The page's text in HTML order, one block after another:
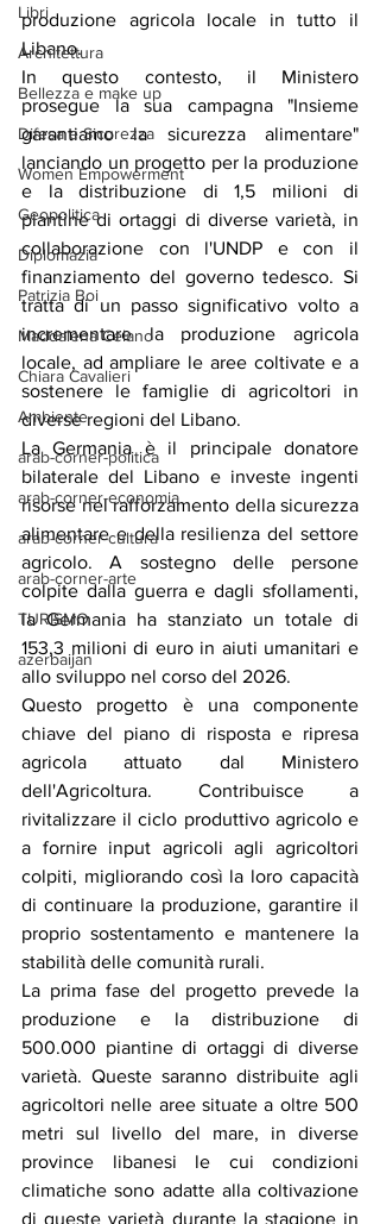
Libri
Architettura
Bellezza e make up
Difesa e Sicurezza
Women Empowerment
Geopolitica
Diplomazia
Patrizia Boi
Maddalena Celano
Chiara Cavalieri
Ambiente
arab-corner-politica
arab-corner-economia
arab-corner-cultura
arab-corner-arte
TURISMO
azerbaijan
produzione agricola locale in tutto il
Libano.
In questo contesto, il Ministero
prosegue la sua campagna "Insieme
garantiamo la sicurezza alimentare"
lanciando un progetto per la produzione
e la distribuzione di 1,5 milioni di
piantine di ortaggi di diverse varietà, in
collaborazione con l'UNDP e con il
finanziamento del governo tedesco. Si
tratta di un passo significativo volto a
incrementare la produzione agricola
locale, ad ampliare le aree coltivate e a
sostenere le famiglie di agricoltori in
diverse regioni del Libano.
La Germania è il principale donatore
bilaterale del Libano e investe ingenti
risorse nel rafforzamento della sicurezza
alimentare e della resilienza del settore
agricolo. A sostegno delle persone
colpite dalla guerra e dagli sfollamenti,
la Germania ha stanziato un totale di
153,3 milioni di euro in aiuti umanitari e
allo sviluppo nel corso del 2026.
Questo progetto è una componente
chiave del piano di risposta e ripresa
agricola attuato dal Ministero
dell'Agricoltura. Contribuisce a
rivitalizzare il ciclo produttivo agricolo e
a fornire input agricoli agli agricoltori
colpiti, migliorando così la loro capacità
di continuare la produzione, garantire il
proprio sostentamento e mantenere la
stabilità delle comunità rurali.
La prima fase del progetto prevede la
produzione e la distribuzione di
500.000 piantine di ortaggi di diverse
varietà. Queste saranno distribuite agli
agricoltori nelle aree situate a oltre 500
metri sul livello del mare, in diverse
province libanesi le cui condizioni
climatiche sono adatte alla coltivazione
di queste varietà durante la stagione in